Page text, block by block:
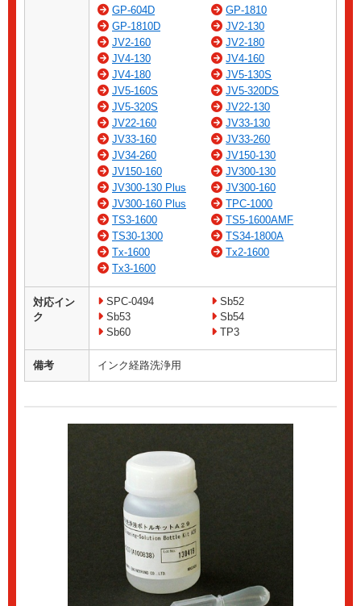
GP-604D
GP-1810
GP-1810D
JV2-130
JV2-160
JV2-180
JV4-130
JV4-160
JV4-180
JV5-130S
JV5-160S
JV5-320DS
JV5-320S
JV22-130
JV22-160
JV33-130
JV33-160
JV33-260
JV34-260
JV150-130
JV150-160
JV300-130
JV300-130 Plus
JV300-160
JV300-160 Plus
TPC-1000
TS3-1600
TS5-1600AMF
TS30-1300
TS34-1800A
Tx-1600
Tx2-1600
Tx3-1600
対応イン
ク
SPC-0494
Sb52
Sb53
Sb54
Sb60
TP3
備考 インク経路洗浄用